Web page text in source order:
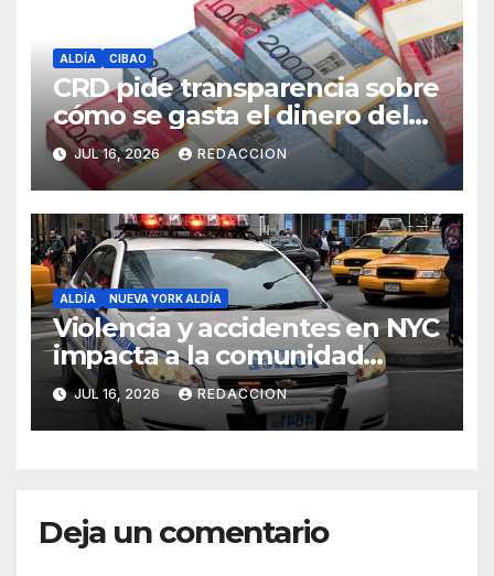
ALDÍA CIBAO
CRD pide transparencia sobre
cómo se gasta el dinero del
Seguro Familiar de Salud
JUL 16, 2026 REDACCION
ALDÍA NUEVA YORK ALDÍA
Violencia y accidentes en NYC
impacta a la comunidad
dominicana
JUL 16, 2026 REDACCION
Deja un comentario